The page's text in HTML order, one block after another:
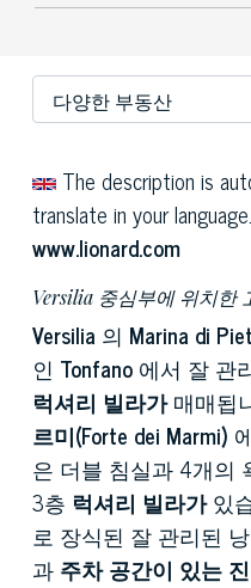
The description is
translate in your
www.lionard.com
Versilia 중심부에 위치한
Versilia 의 Marina di
인 Tonfano 에서 잘 관
럭셔리 빌라가매매됩
르미(Forte dei Marmi)
은 더블 침실과 4개의
3층 럭셔리 빌라가있
로 장식된 잘 관리된
과 주차 공간이 있는